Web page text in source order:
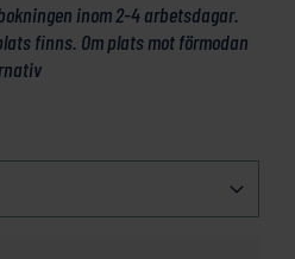
inom 2-4 arbetsdagar.
finns. Om plats mot förmodan